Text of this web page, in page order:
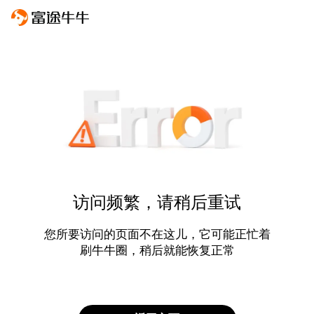
访问频繁，请稍后重试
您所要访问的页面不在这儿，它可能正忙着
刷牛牛圈，稍后就能恢复正常